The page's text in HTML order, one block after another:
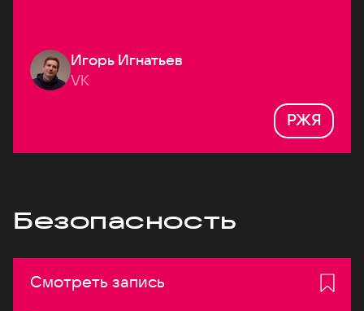
Игорь Игнатьев
VK
РЖЯ
Безопасность
Смотреть запись